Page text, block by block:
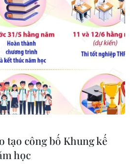
tạo công bố Khung kế
học